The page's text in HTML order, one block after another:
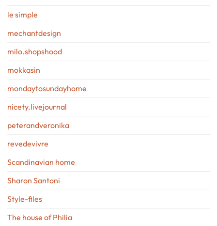
le simple
mechantdesign
milo.shopshood
mokkasin
mondaytosundayhome
nicety.livejournal
peterandveronika
revedevivre
Scandinavian home
Sharon Santoni
Style-files
The house of Philia